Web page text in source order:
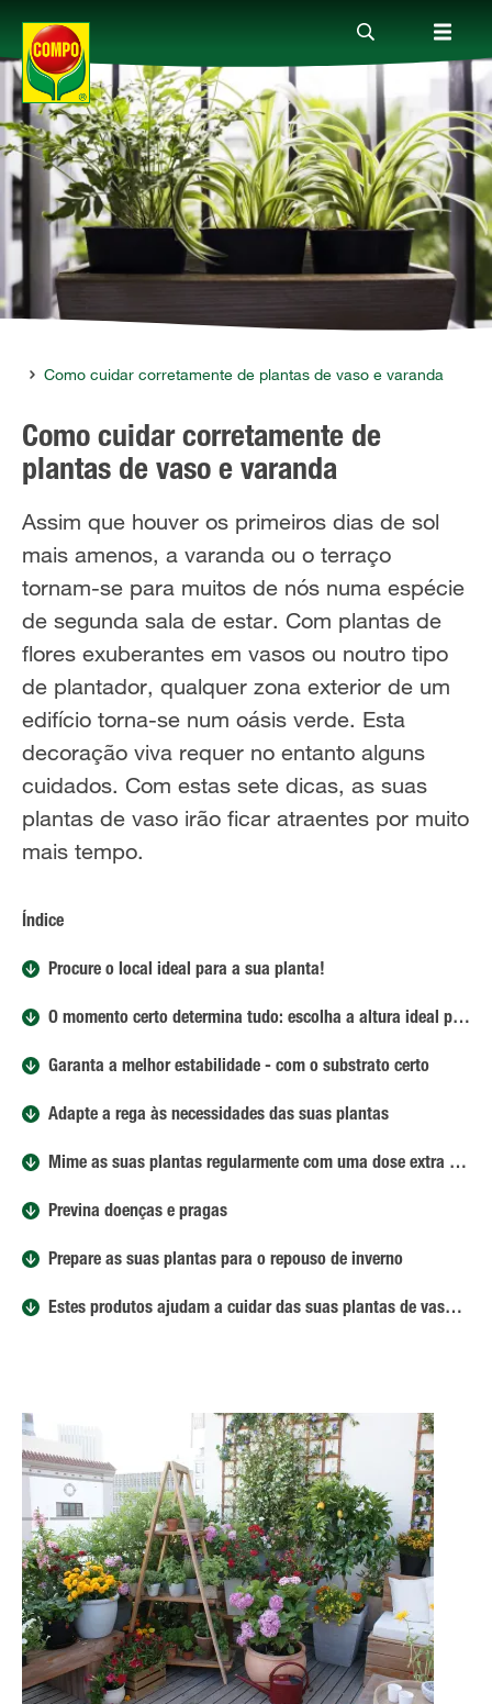
Produtos
Guia
Serviço
Quem somos
Como cuidar corretamente de plantas de vaso e varanda
Como cuidar corretamente de
plantas de vaso e varanda
Assim que houver os primeiros dias de sol
mais amenos, a varanda ou o terraço
tornam-se para muitos de nós numa espécie
de segunda sala de estar. Com plantas de
flores exuberantes em vasos ou noutro tipo
de plantador, qualquer zona exterior de um
edifício torna-se num oásis verde. Esta
decoração viva requer no entanto alguns
cuidados. Com estas sete dicas, as suas
plantas de vaso irão ficar atraentes por muito
mais tempo.
Índice
Procure o local ideal para a sua planta!
O momento certo determina tudo: escolha a altura ideal para plantar
Garanta a melhor estabilidade - com o substrato certo
Adapte a rega às necessidades das suas plantas
Mime as suas plantas regularmente com uma dose extra de nutrientes
Previna doenças e pragas
Prepare as suas plantas para o repouso de inverno
Estes produtos ajudam a cuidar das suas plantas de vaso e varanda